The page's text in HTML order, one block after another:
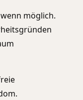
möglich.